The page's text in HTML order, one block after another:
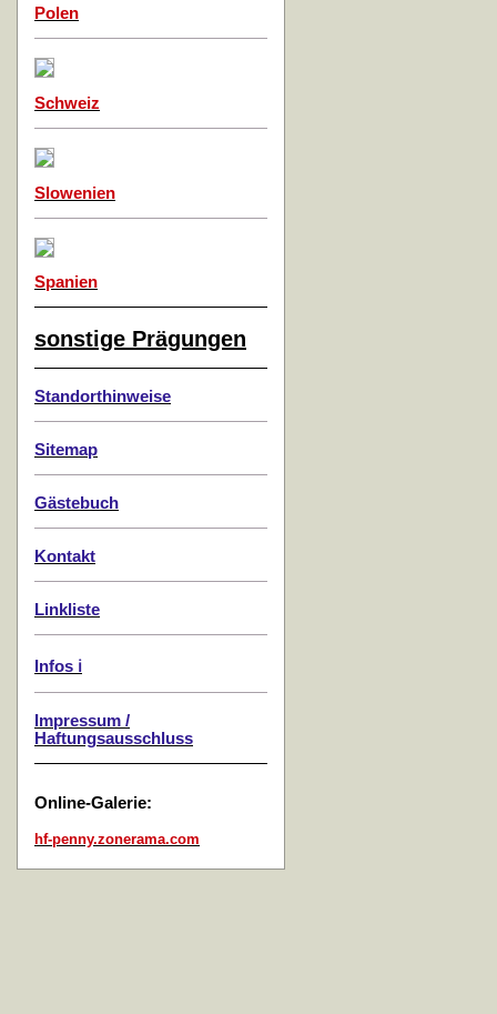
Polen
Schweiz
Slowenien
Spanien
sonstige Prägungen
Standorthinweise
Sitemap
Gästebuch
Kontakt
Linkliste
Infos ℹ️
Impressum /
Haftungsausschluss
Online-Galerie:
hf-penny.zonerama.com